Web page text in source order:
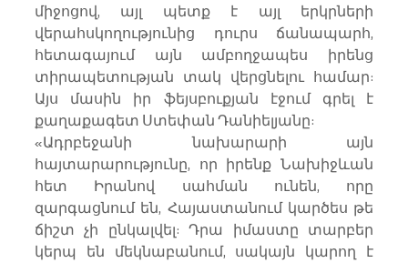
միջոցով, այլ պետք է այլ երկրների
վերահսկողությունից դուրս ճանապարհ,
հետագայում այն ամբողջապես իրենց
տիրապետության տակ վերցնելու համար:
Այս մասին իր ֆեյսբուքյան էջում գրել է
քաղաքագետ Ստեփան Դանիելյանը:
«Ադրբեջանի նախարարի այն
հայտարարությունը, որ իրենք Նախիջևան
հետ Իրանով սահման ունեն, որը
զարգացնում են, Հայաստանում կարծես թե
ճիշտ չի ընկալվել: Դրա իմաստը տարբեր
կերպ են մեկնաբանում, սակայն կարող է